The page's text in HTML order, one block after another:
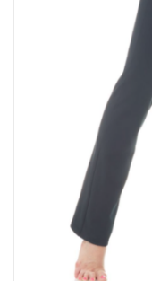
SPÉCIAUX- VENTE FINALE
FAIT AU QUEBEC